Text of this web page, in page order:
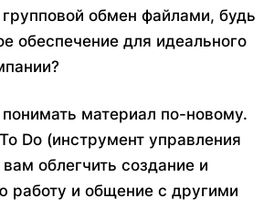
обмен файлами, будь
обеспечение для идеального
материал по-новому.
Do (инструмент управления
облегчить создание и
работу и общение с другими